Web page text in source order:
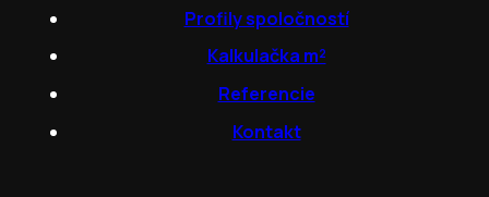
Profily spoločností
Kalkulačka m²
Referencie
Kontakt